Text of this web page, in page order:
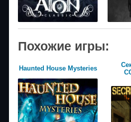
Похожие игры:
Haunted House Mysteries